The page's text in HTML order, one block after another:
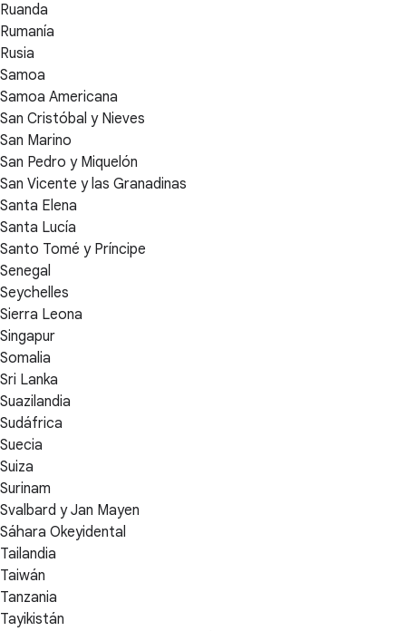
Ruanda
Rumanía
Rusia
Samoa
Samoa Americana
San Cristóbal y Nieves
San Marino
San Pedro y Miquelón
San Vicente y las Granadinas
Santa Elena
Santa Lucía
Santo Tomé y Príncipe
Senegal
Seychelles
Sierra Leona
Singapur
Somalia
Sri Lanka
Suazilandia
Sudáfrica
Suecia
Suiza
Surinam
Svalbard y Jan Mayen
Sáhara Okeyidental
Tailandia
Taiwán
Tanzania
Tayikistán